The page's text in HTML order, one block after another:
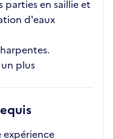
parties en saillie et
d'eaux
plus
expérience